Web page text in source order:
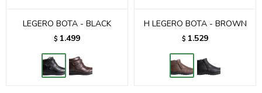
LEGERO BOTA - BLACK
$ 1.499
H LEGERO BOTA - BROWN
$ 1.529